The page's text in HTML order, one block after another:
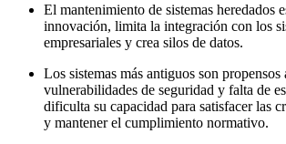
El mantenimiento de sistemas heredados
innovación, limita la integración con los
empresariales y crea silos de datos.
Los sistemas más antiguos son
vulnerabilidades de seguridad y falta de
dificulta su capacidad para satisfacer las
y mantener el cumplimiento normativo.